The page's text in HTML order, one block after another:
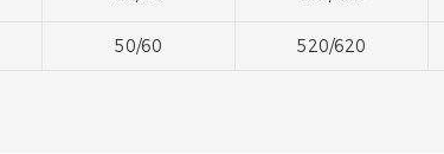
50/60 520/620